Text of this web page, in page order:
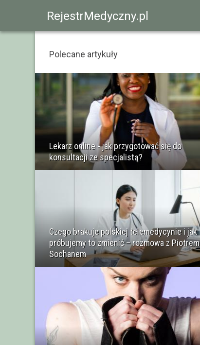
RejestrMedyczny.pl
Polecane artykuły
Lekarz online - jak przygotować się do
konsultacji ze specjalistą?
Czego brakuje polskiej telemedycynie i jak
próbujemy to zmienić – rozmowa z Piotrem
Sochanem